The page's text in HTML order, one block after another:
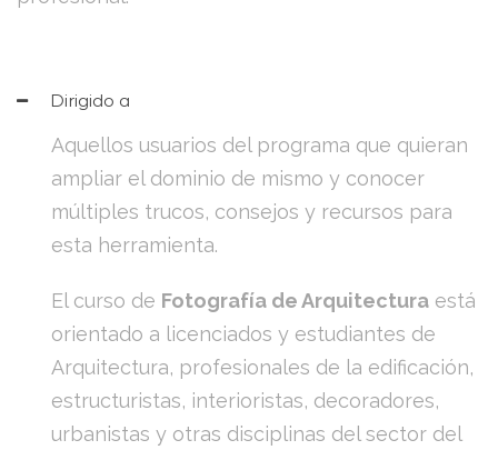
Dirigido a
Aquellos usuarios del programa que quieran
ampliar el dominio de mismo y conocer
múltiples trucos, consejos y recursos para
esta herramienta.
El curso de Fotografía de Arquitectura está
orientado a licenciados y estudiantes de
Arquitectura, profesionales de la edificación,
estructuristas, interioristas, decoradores,
urbanistas y otras disciplinas del sector del